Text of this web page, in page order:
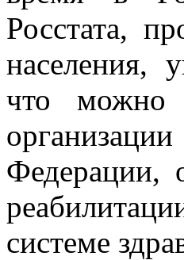
Росстата,
населения,
что можно
Федерации,
системе